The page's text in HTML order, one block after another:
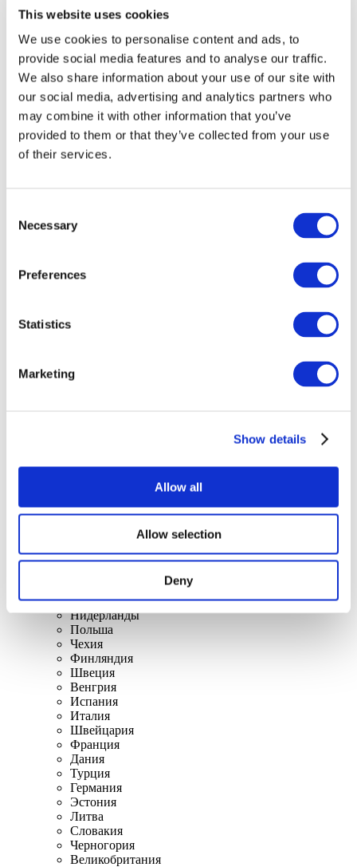
This website uses cookies
We use cookies to personalise content and ads, to
provide social media features and to analyse our traffic.
We also share information about your use of our site with
our social media, advertising and analytics partners who
may combine it with other information that you’ve
provided to them or that they’ve collected from your use
of their services.
Selection
Necessary
Preferences
Statistics
Marketing
Show details
Allow all
Allow selection
Deny
Стэнд-Ап
Все страны
Нидерланды
Польша
Чехия
Финляндия
Швеция
Венгрия
Испания
Италия
Швейцария
Франция
Дания
Турция
Германия
Эстония
Литва
Словакия
Черногория
Великобритания